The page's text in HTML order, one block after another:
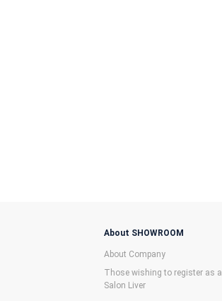
About SHOWROOM
About Company
Those wishing to register as a
Salon Liver